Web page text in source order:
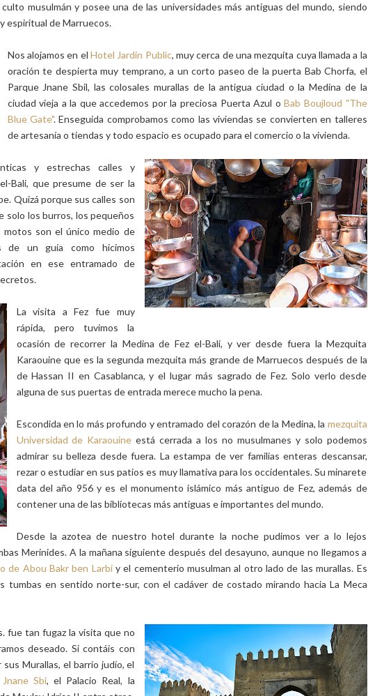
musulmán y posee una de las universidades más antiguas del mundo, siendo
espiritual de Marruecos.
Nos alojamos en el Hotel Jardin Public, muy cerca de una mezquita cuya llamada a la
oración te despierta muy temprano, a un corto paseo de la puerta Bab Chorfa, el
Parque Jnane Sbil, las colosales murallas de la antigua ciudad o la Medina de la
ciudad vieja a la que accedemos por la preciosa Puerta Azul oBab Boujloud "The
Blue Gate". Enseguida comprobamos como las viviendas se convierten en talleres
de artesanía o tiendas y todo espacio es ocupado para el comercio o la vivienda.
y estrechas calles y
Bali, que presume de ser la
Quizá porque sus calles son
solo los burros, los pequeños
motos son el único medio de
de un guía como hicimos
en ese entramado de
La visita a Fez fue muy
rápida, pero tuvimos la
ocasión de recorrer la Medina de Fez el-Bali, y ver desde fuera la Mezquita
Karaouine que es la segunda mezquita más grande de Marruecos después de la
de Hassan II en Casablanca, y el lugar más sagrado de Fez. Solo verlo desde
alguna de sus puertas de entrada merece mucho la pena.
Escondida en lo más profundo y entramado del corazón de la Medina, la mezquita
Universidad de Karaouine está cerrada a los no musulmanes y solo podemos
admirar su belleza desde fuera. La estampa de ver familias enteras descansar,
rezar o estudiar en sus patios es muy llamativa para los occidentales. Su minarete
data del año 956 y es el monumento islámico más antiguo de Fez, además de
contener una de las bibliotecas más antiguas e importantes del mundo.
Desde la azotea de nuestro hotel durante la noche pudimos ver a lo lejos
Merinides. A la mañana siguiente después del desayuno, aunque no llegamos a
de Abou Bakr ben Larbiy el cementerio musulman al otro lado de las murallas. Es
tumbas en sentido norte-sur, con el cadáver de costado mirando hacia La Meca
fue tan fugaz la visita que no
deseado. Si contáis con
Murallas, el barrio judío, el
Sbi, el Palacio Real, la